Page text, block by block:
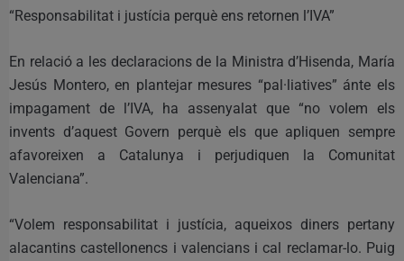
“Responsabilitat i justícia perquè ens retornen l’IVA”
En relació a les declaracions de la Ministra d’Hisenda, María
Jesús Montero, en plantejar mesures “pal·liatives” ánte els
impagament de l’IVA, ha assenyalat que “no volem els
invents d’aquest Govern perquè els que apliquen sempre
afavoreixen a Catalunya i perjudiquen la Comunitat
Valenciana”.
“Volem responsabilitat i justícia, aqueixos diners pertany
alacantins castellonencs i valencians i cal reclamar-lo. Puig